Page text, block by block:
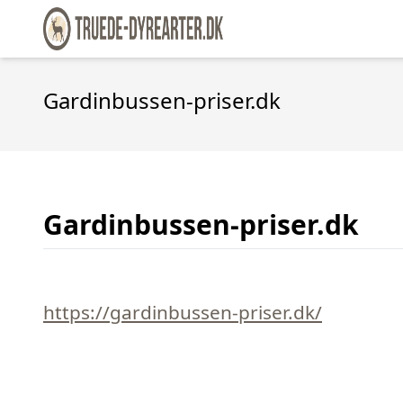
Gardinbussen-priser.dk
Gardinbussen-priser.dk
https://gardinbussen-priser.dk/